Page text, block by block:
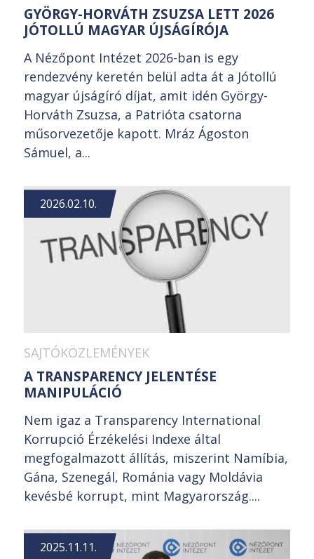
GYÖRGY-HORVÁTH ZSUZSA LETT 2026
JÓTOLLÚ MAGYAR ÚJSÁGÍRÓJA
A Nézőpont Intézet 2026-ban is egy
rendezvény keretén belül adta át a Jótollú
magyar újságíró díjat, amit idén György-
Horváth Zsuzsa, a Patrióta csatorna
műsorvezetője kapott. Mráz Ágoston
Sámuel, a...
2026.02.10.
SAJTÓKÖZLEMÉNYEK
A TRANSPARENCY JELENTÉSE
MANIPULÁCIÓ
Nem igaz a Transparency International
Korrupció Érzékelési Indexe által
megfogalmazott állítás, miszerint Namíbia,
Gána, Szenegál, Románia vagy Moldávia
kevésbé korrupt, mint Magyarország....
2025.11.11.